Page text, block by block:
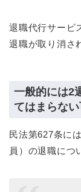
退職代行サービ
退職が取り消さ
一般的には2
てはまらな
民法第627条に
員）の退職につ